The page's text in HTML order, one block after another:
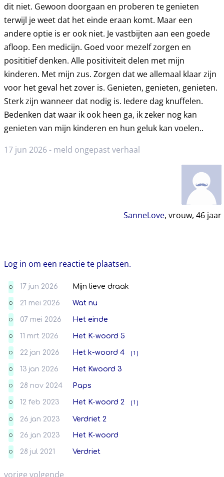
dit niet. Gewoon doorgaan en proberen te genieten
terwijl je weet dat het einde eraan komt. Maar een
andere optie is er ook niet. Je vastbijten aan een goede
afloop. Een medicijn. Goed voor mezelf zorgen en
posititief denken. Alle positiviteit delen met mijn
kinderen. Met mijn zus. Zorgen dat we allemaal klaar zijn
voor het geval het zover is. Genieten, genieten, genieten.
Sterk zijn wanneer dat nodig is. Iedere dag knuffelen.
Bedenken dat waar ik ook heen ga, ik zeker nog kan
genieten van mijn kinderen en hun geluk kan voelen..
17 jun 2026 - meld ongepast verhaal
SanneLove, vrouw, 46jaar
Log in om een reactie te plaatsen.
O 17 jun 2026 Mijn lieve draak
O 21 mei 2026 Wat nu
O 07 mei 2026 Het einde
O 11 mrt 2026 Het K-woord 5
O 22 jan 2026 Het k-woord 4 ( 1 )
O 13 jan 2026 Het Kwoord 3
O 28 nov 2024 Paps
O 12 feb 2023 Het K-woord 2 ( 1 )
O 26 jan 2023 Verdriet 2
O 26 jan 2023 Het K-woord
O 28 jul 2021 Verdriet
vorige volgende